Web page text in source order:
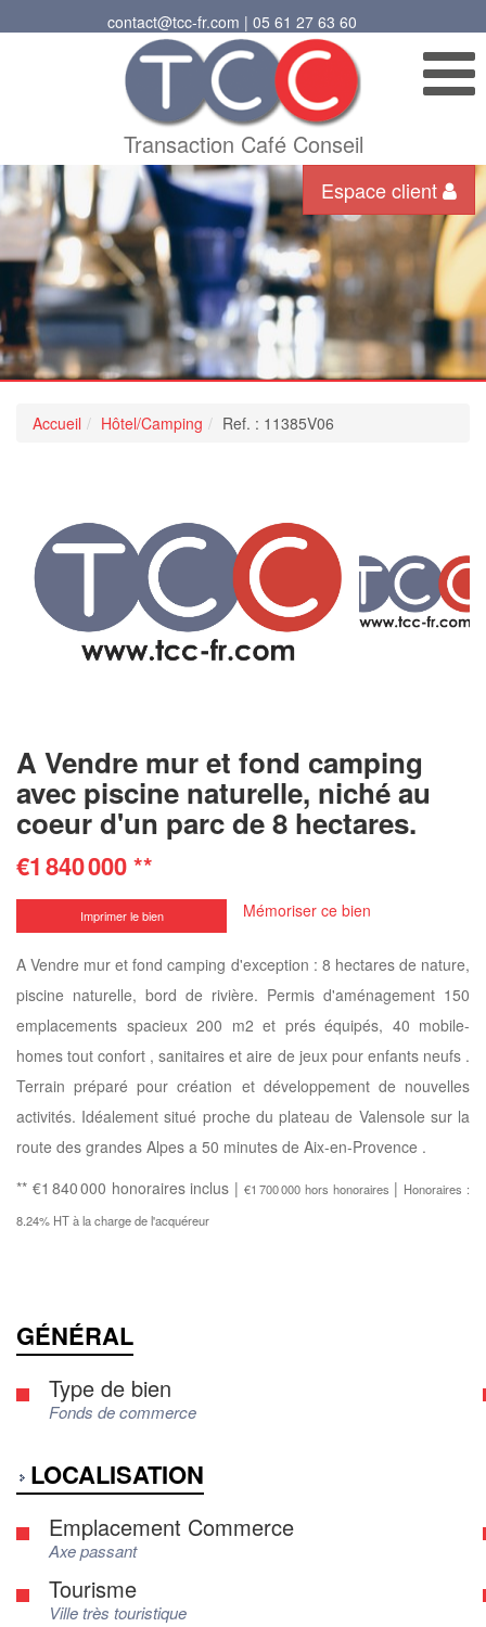
contact@tcc-fr.com | 05 61 27 63 60
Transaction Café Conseil
Espace client
Accueil Hôtel/Camping Ref. : 11385V06
A Vendre mur et fond camping
avec piscine naturelle, niché au
coeur d'un parc de 8 hectares.
€1 840 000**
Imprimer le bien Mémoriser ce bien
A Vendre mur et fond camping d'exception : 8 hectares de nature,
piscine naturelle, bord de rivière. Permis d'aménagement 150
emplacements spacieux 200 m2 et prés équipés, 40 mobile-
homes tout confort , sanitaires et aire de jeux pour enfants neufs .
Terrain préparé pour création et développement de nouvelles
activités. Idéalement situé proche du plateau de Valensole sur la
route des grandes Alpes a 50 minutes de Aix-en-Provence .
** €1 840 000 honoraires inclus |€1 700 000 hors honoraires | Honoraires :
8.24% HT à la charge de l'acquéreur
GÉNÉRAL
Type de bien
Fonds de commerce
LOCALISATION
Emplacement Commerce
Axe passant
Tourisme
Ville très touristique